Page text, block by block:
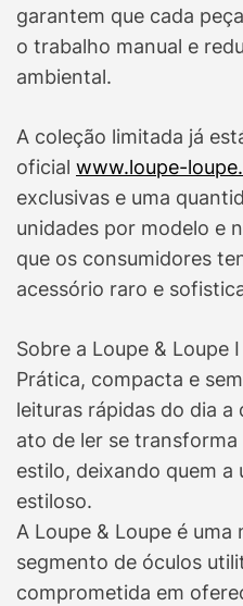
garantem que cada
o trabalho manual e
ambiental.
A coleção limitada já
oficial www.loupe-
exclusivas e uma
unidades por modelo e
que os consumidores
acessório raro e
Sobre a Loupe & Loupe I
Prática, compacta e
leituras rápidas do dia a
ato de ler se
estilo, deixando quem a
estiloso.
A Loupe & Loupe é
segmento de óculos
comprometida em